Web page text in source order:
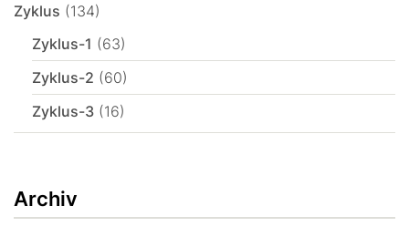
Zyklus (134)
Zyklus-1 (63)
Zyklus-2 (60)
Zyklus-3 (16)
Archiv